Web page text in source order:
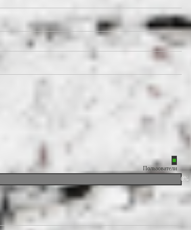
Пользователи
0%